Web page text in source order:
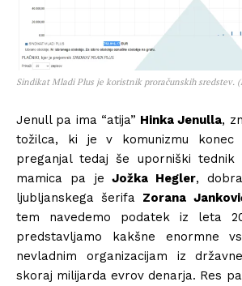
Sindikat Mladi Plus je koristnik proračunskih sredstev.
Jenull pa ima “atija” Hinka Jenulla,
tožilca, ki je v komunizmu
preganjal tedaj še uporniški tednik
mamica pa je Jožka Hegler,
ljubljanskega šerifa Zorana
tem navedemo podatek iz leta
predstavljamo kakšne enormne
nevladnim organizacijam iz
skoraj milijarda evrov denarja. Res